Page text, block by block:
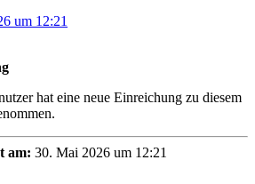
um 12:21
hat eine neue Einreichung zu diesem
am: 30. Mai 2026 um 12:21